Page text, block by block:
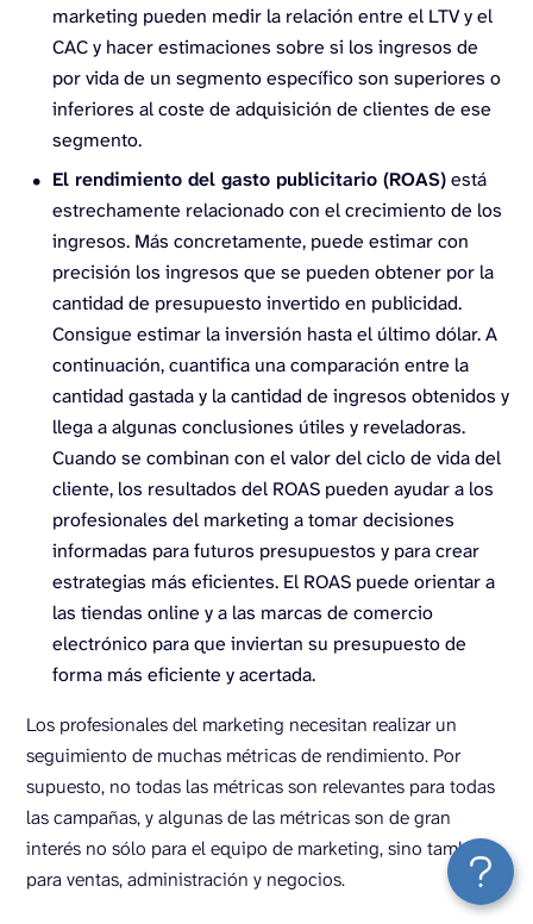
marketing pueden medir la relación entre el LTV y el
CAC y hacer estimaciones sobre si los ingresos de
por vida de un segmento específico son superiores o
inferiores al coste de adquisición de clientes de ese
segmento.
El rendimiento del gasto publicitario (ROAS)está
estrechamente relacionado con el crecimiento de los
ingresos. Más concretamente, puede estimar con
precisión los ingresos que se pueden obtener por la
cantidad de presupuesto invertido en publicidad.
Consigue estimar la inversión hasta el último dólar. A
continuación, cuantifica una comparación entre la
cantidad gastada y la cantidad de ingresos obtenidos y
llega a algunas conclusiones útiles y reveladoras.
Cuando se combinan con el valor del ciclo de vida del
cliente, los resultados del ROAS pueden ayudar a los
profesionales del marketing a tomar decisiones
informadas para futuros presupuestos y para crear
estrategias más eficientes. El ROAS puede orientar a
las tiendas online y a las marcas de comercio
electrónico para que inviertan su presupuesto de
forma más eficiente y acertada.
Los profesionales del marketing necesitan realizar un
seguimiento de muchas métricas de rendimiento. Por
supuesto, no todas las métricas son relevantes para todas
las campañas, y algunas de las métricas son de gran
interés no sólo para el equipo de marketing, sino también
para ventas, administración y negocios.